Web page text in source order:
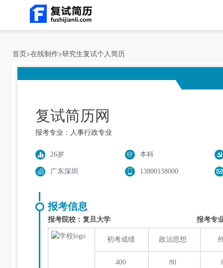
首页>在线制作>研究生复试个人简历
复试简历网
报考专业：人事行政专业
 26岁  本科 
 广东深圳  13800138000 
报考信息
报考院校：复旦大学 报考专
初考成绩
400
政治思想
80